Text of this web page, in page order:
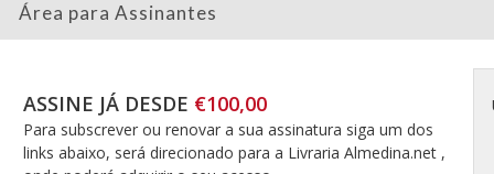
Área para Assinantes
ASSINE JÁ DESDE €100,00
Para subscrever ou renovar a sua assinatura siga um dos
links abaixo, será direcionado para a Livraria Almedina.net ,